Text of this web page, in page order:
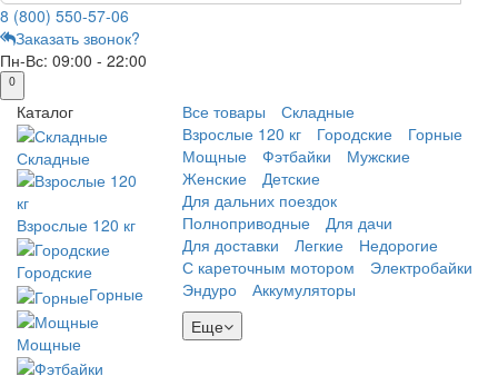
8 (800) 550-57-06
Заказать звонок?
Пн-Вс: 09:00 - 22:00
0
Каталог
Складные
Взрослые 120 кг
Городские
Горные
Мощные
Все товары
Складные
Взрослые 120 кг
Городские
Горные
Мощные
Фэтбайки
Мужские
Женские
Детские
Для дальних поездок
Полноприводные
Для дачи
Для доставки
Легкие
Недорогие
С кареточным мотором
Электробайки
Эндуро
Аккумуляторы
Еще